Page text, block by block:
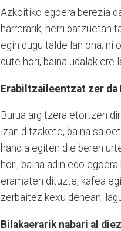
Azkoitiko egoera berezia
harrerarik; herri batzuetan
egin dugu talde lan ona; ni
dute hori, baina udalak ere
Erabiltzaileentzat zer da
Burua argitzera etortzen
izan ditzakete, baina
handia egiten die beren
hori, baina adin edo
eramaten dituzte, kafea
zerbaitez kexu denean,
Bilakaerarik nabari al